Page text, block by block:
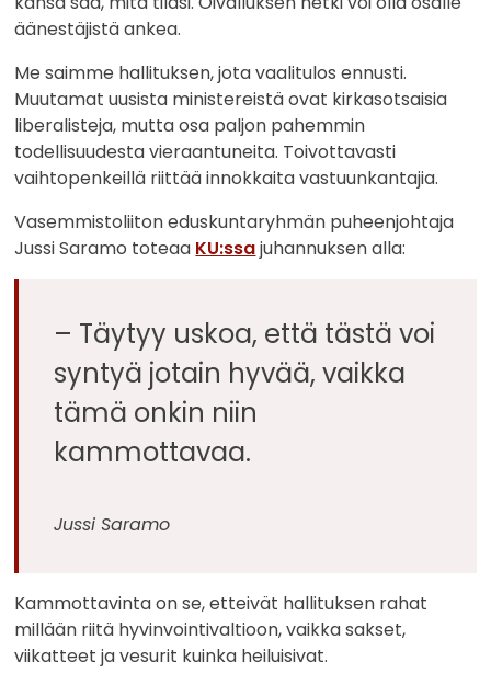
äänestäjistä ankea.
Me saimme hallituksen, jota vaalitulos ennusti.
Muutamat uusista ministereistä ovat kirkasotsaisia
liberalisteja, mutta osa paljon pahemmin
todellisuudesta vieraantuneita. Toivottavasti
vaihtopenkeillä riittää innokkaita vastuunkantajia.
Vasemmistoliiton eduskuntaryhmän puheenjohtaja
Jussi Saramo toteaa KU:ssajuhannuksen alla:
– Täytyy uskoa, että tästä voi
syntyä jotain hyvää, vaikka
tämä onkin niin
kammottavaa.
Jussi Saramo
Kammottavinta on se, etteivät hallituksen rahat
millään riitä hyvinvointivaltioon, vaikka sakset,
viikatteet ja vesurit kuinka heiluisivat.